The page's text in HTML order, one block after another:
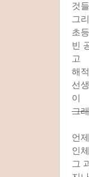
것
그
초
빈
고
해
선
이
그
언
인
그